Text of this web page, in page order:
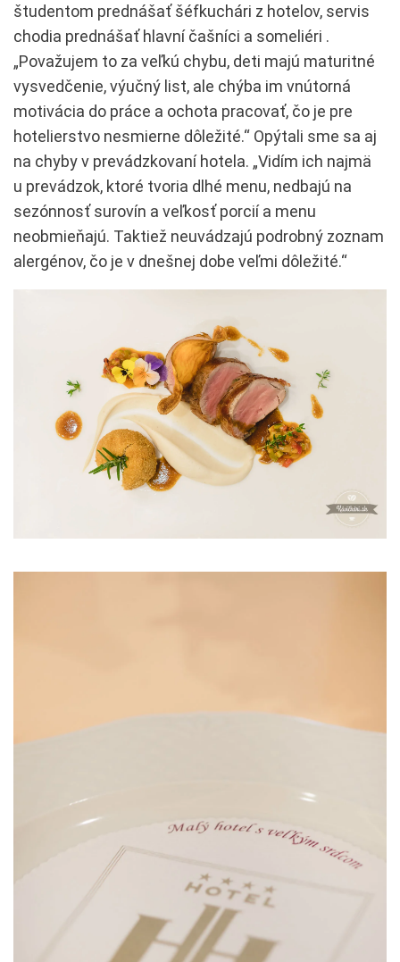
študentom prednášať šéfkuchári z hotelov, servis
chodia prednášať hlavní čašníci a someliéri .
„Považujem to za veľkú chybu, deti majú maturitné
vysvedčenie, výučný list, ale chýba im vnútorná
motivácia do práce a ochota pracovať, čo je pre
hotelierstvo nesmierne dôležité.“ Opýtali sme sa aj
na chyby v prevádzkovaní hotela. „Vidím ich najmä
u prevádzok, ktoré tvoria dlhé menu, nedbajú na
sezónnosť surovín a veľkosť porcií a menu
neobmieňajú. Taktiež neuvádzajú podrobný zoznam
alergénov, čo je v dnešnej dobe veľmi dôležité.“